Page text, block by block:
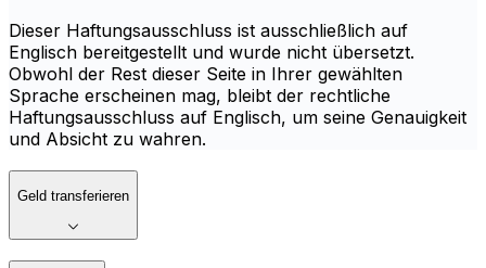
Dieser Haftungsausschluss ist ausschließlich auf
Englisch bereitgestellt und wurde nicht übersetzt.
Obwohl der Rest dieser Seite in Ihrer gewählten
Sprache erscheinen mag, bleibt der rechtliche
Haftungsausschluss auf Englisch, um seine Genauigkeit
und Absicht zu wahren.
Geld transferieren